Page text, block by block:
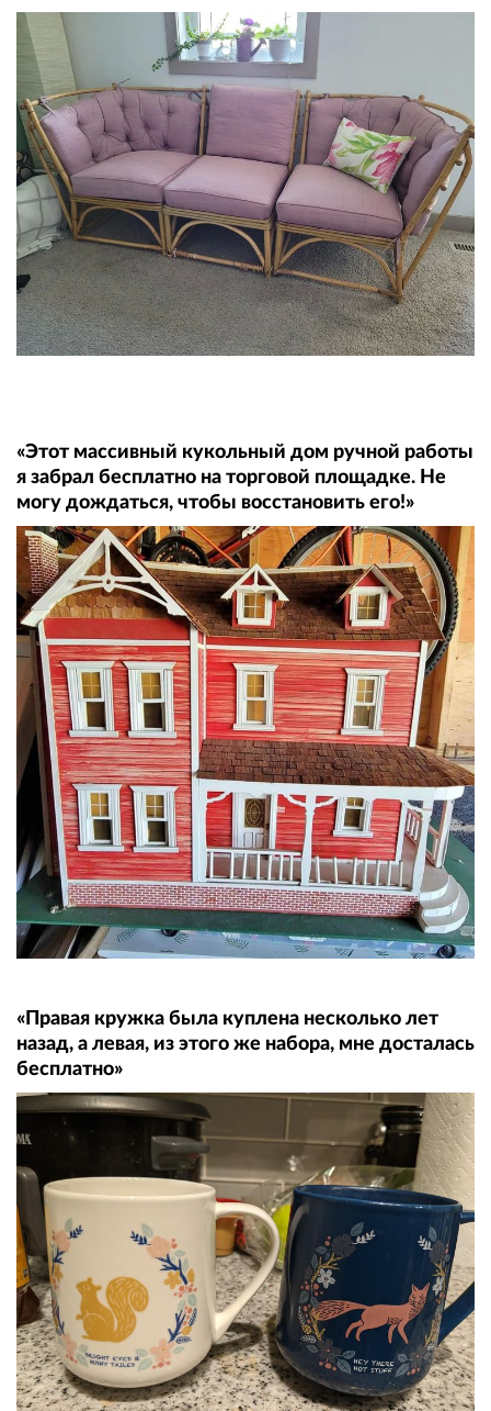
«Этот массивный кукольный дом ручной работы
я забрал бесплатно на торговой площадке. Не
могу дождаться, чтобы восстановить его!»
«Правая кружка была куплена несколько лет
назад, а левая, из этого же набора, мне досталась
бесплатно»